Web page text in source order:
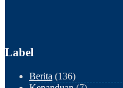
Label
Berita (136)